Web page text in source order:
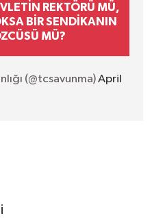
REKTÖRÜ MÜ,
BİR SENDİKANIN
MÜ?
(@tcsavunma)April